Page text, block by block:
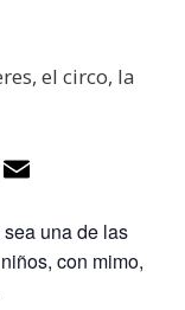
el circo, la
ai
l
una de las
con mimo,